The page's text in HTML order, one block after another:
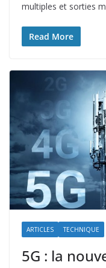
multiples et sorties
Read More
ARTICLES TECHNIQUE
5G : la